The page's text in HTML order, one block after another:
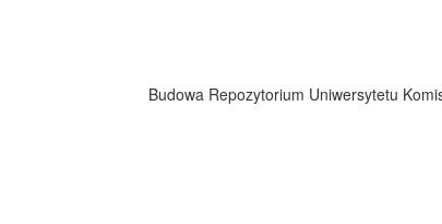
Budowa Repozytorium Uniwersytetu